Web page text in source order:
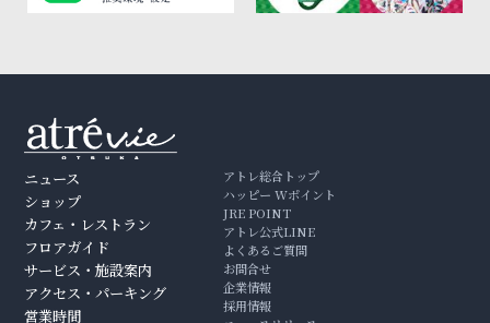
ニュース
ショップ
カフェ・レストラン
フロアガイド
サービス・施設案内
アクセス・パーキング
営業時間
アトレ総合トップ
ハッピー Wポイント
JRE POINT
アトレ公式LINE
よくあるご質問
お問合せ
企業情報
採用情報